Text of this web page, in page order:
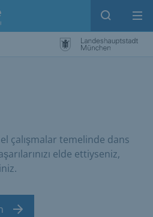
Open
çalışmalar temelinde dans
elde ettiyseniz,